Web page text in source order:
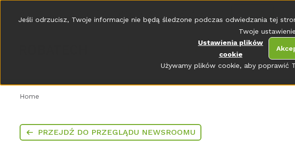
Używamy plików cookie, aby poprawić
Jeśli odrzucisz, Twoje informacje nie będą śledzone podczas odwiedzania tej
Twoje
Ustawienia plików
cookie
Home
PRZEJDŹ DO PRZEGLĄDU NEWSROOMU